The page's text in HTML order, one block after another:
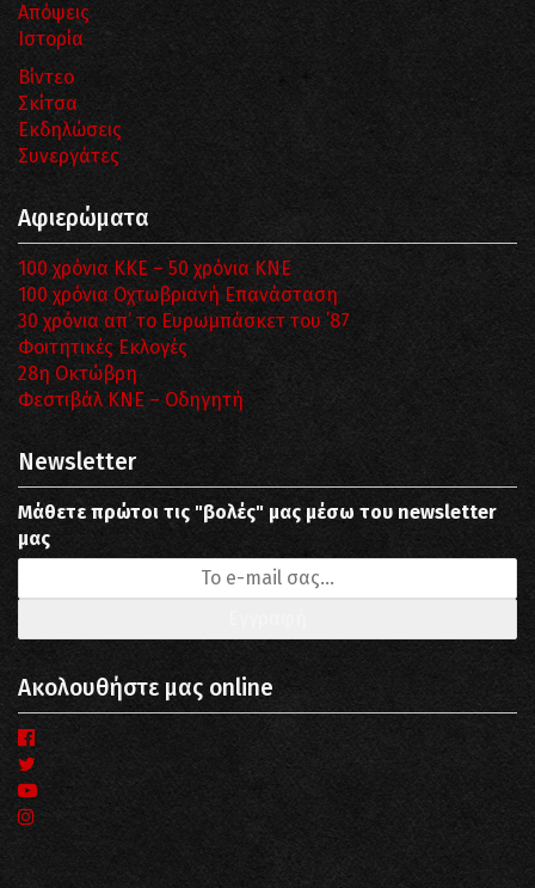
Απόψεις
Ιστορία
Βίντεο
Σκίτσα
Εκδηλώσεις
Συνεργάτες
Αφιερώματα
100 χρόνια ΚΚΕ – 50 χρόνια ΚΝΕ
100 χρόνια Οχτωβριανή Επανάσταση
30 χρόνια απ’ το Ευρωμπάσκετ του ΄87
Φοιτητικές Εκλογές
28η Οκτώβρη
Φεστιβάλ ΚΝΕ – Οδηγητή
Newsletter
Μάθετε πρώτοι τις "βολές" μας μέσω του newsletter
μας
Ακολουθήστε μας online